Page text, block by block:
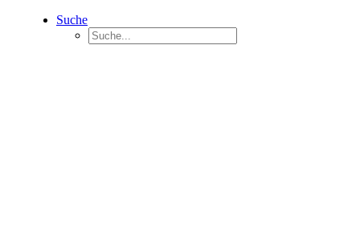
Suche